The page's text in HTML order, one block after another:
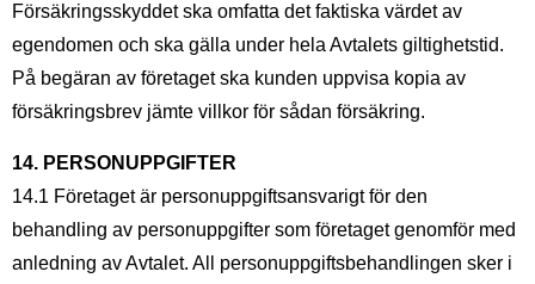
Försäkringsskyddet ska omfatta det faktiska värdet av
egendomen och ska gälla under hela Avtalets giltighetstid.
På begäran av företaget ska kunden uppvisa kopia av
försäkringsbrev jämte villkor för sådan försäkring.
14. PERSONUPPGIFTER
14.1 Företaget är personuppgiftsansvarigt för den
behandling av personuppgifter som företaget genomför med
anledning av Avtalet. All personuppgiftsbehandlingen sker i